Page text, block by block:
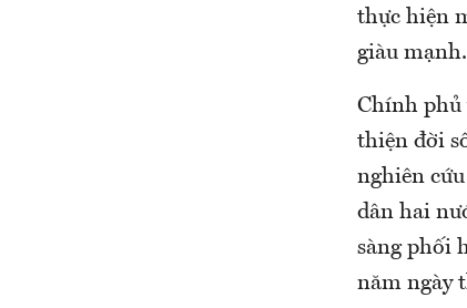
thực hiện
giàu mạnh.
Chính phủ
thiện đời
nghiên
dân hai
sàng phối
năm ngày